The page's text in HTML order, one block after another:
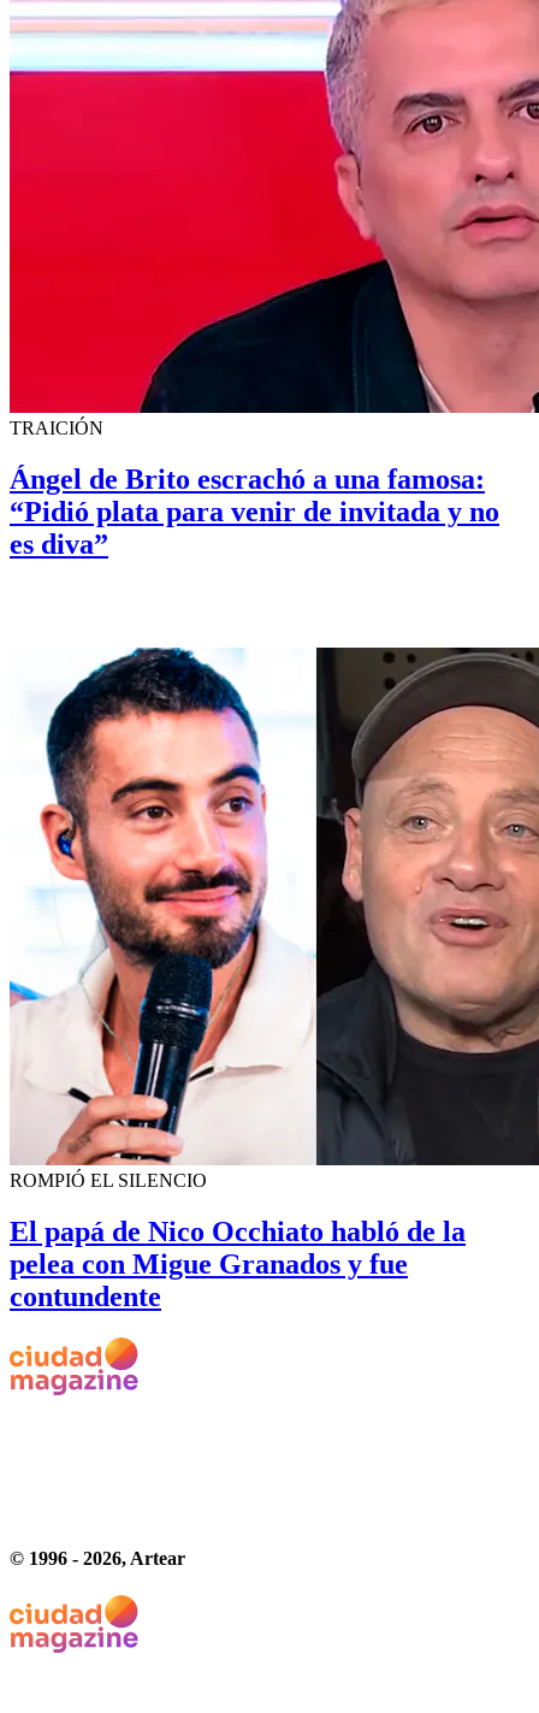
TRAICIÓN
Ángel de Brito escrachó a una famosa:
“Pidió plata para venir de invitada y no
es diva”
ROMPIÓ EL SILENCIO
El papá de Nico Occhiato habló de la
pelea con Migue Granados y fue
contundente
© 1996 - 2026, Artear